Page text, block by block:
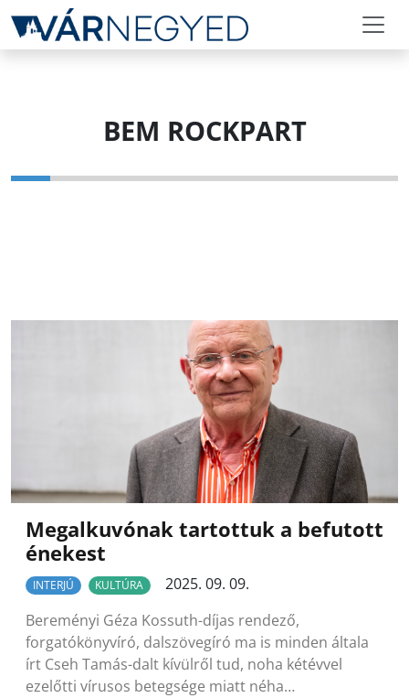
BEM ROCKPART
Megalkuvónak tartottuk a befutott
énekest
INTERJÚ KULTÚRA
2025. 09. 09.
Bereményi Géza Kossuth-díjas rendező,
forgatókönyvíró, dalszövegíró ma is minden általa
írt Cseh Tamás-dalt kívülről tud, noha kétévvel
ezelőtti vírusos betegsége miatt néha…